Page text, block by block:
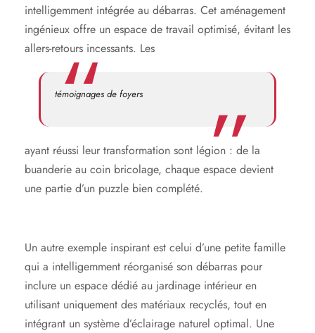
intelligemment intégrée au débarras. Cet aménagement
ingénieux offre un espace de travail optimisé, évitant les
allers-retours incessants. Les
témoignages de foyers
ayant réussi leur transformation sont légion : de la
buanderie au coin bricolage, chaque espace devient
une partie d’un puzzle bien complété.
Un autre exemple inspirant est celui d’une petite famille
qui a intelligemment réorganisé son débarras pour
inclure un espace dédié au jardinage intérieur en
utilisant uniquement des matériaux recyclés, tout en
intégrant un système d’éclairage naturel optimal. Une